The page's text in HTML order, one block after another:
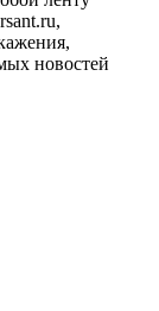
новостей